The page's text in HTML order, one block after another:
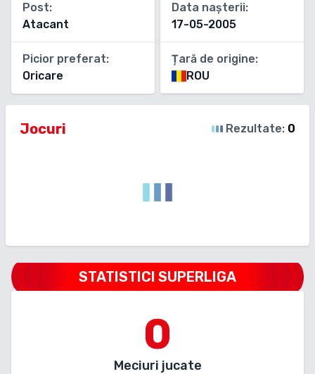
Post:
Atacant
Picior preferat:
Oricare
Data nașterii:
17-05-2005
Țară de origine:
ROU
Jocuri Rezultate: 0
STATISTICI SUPERLIGA
0
Meciuri jucate